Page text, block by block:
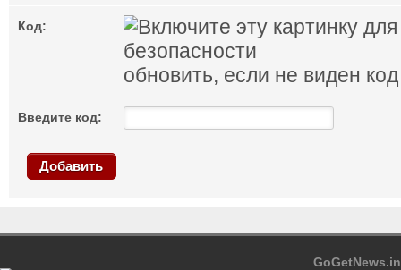
Код:
обновить, если не виден код
Введите код:
Добавить